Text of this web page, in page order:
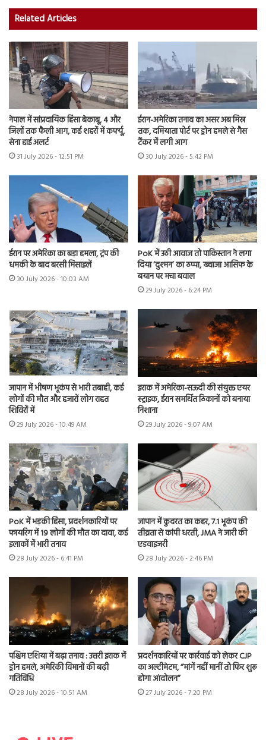
Related Articles
नेपाल में सांप्रदायिक हिंसा बेकाबू, 4 और
जिलों तक फैली आग, कई शहरों में कर्फ्यू,
सेना हाई अलर्ट
31 July 2026 - 12:51 PM
ईरान-अमेरिका तनाव का असर अब मिस्र
तक, दमियाता पोर्ट पर ड्रोन हमले से गैस
टैंकर में लगी आग
30 July 2026 - 5:42 PM
ईरान पर अमेरिका का बड़ा हमला, ट्रंप की
धमकी के बाद बरसी मिसाइलें
30 July 2026 - 10:03 AM
PoK में उठी आवाज तो पाकिस्तान ने लगा
दिया ‘दुश्मन’ का ठप्पा, ख्वाजा आसिफ के
बयान पर मचा बवाल
29 July 2026 - 6:24 PM
जापान में भीषण भूकंप से भारी तबाही, कई
लोगों की मौत और हजारों लोग राहत
शिविरों में
29 July 2026 - 10:49 AM
इराक में अमेरिका-सऊदी की संयुक्त एयर
स्ट्राइक, ईरान समर्थित ठिकानों को बनाया
निशाना
29 July 2026 - 9:07 AM
PoK में भड़की हिंसा, प्रदर्शनकारियों पर
फायरिंग में 19 लोगों की मौत का दावा, कई
इलाकों में भारी तनाव
28 July 2026 - 6:41 PM
जापान में कुदरत का कहर, 7.1 भूकंप की
तीव्रता से कांपी धरती, JMA ने जारी की
एडवाइजरी
28 July 2026 - 2:46 PM
पश्चिम एशिया में बढ़ा तनाव : उत्तरी इराक में
ड्रोन हमले, अमेरिकी विमानों की बढ़ी
गतिविधि
28 July 2026 - 10:51 AM
प्रदर्शनकारियों पर कार्रवाई को लेकर CJP
का अल्टीमेटम, “मांगें नहीं मानीं तो फिर शुरू
होगा आंदोलन”
27 July 2026 - 7:20 PM